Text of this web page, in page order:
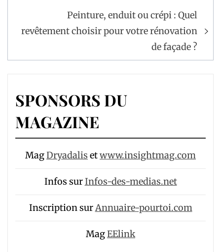
Peinture, enduit ou crépi : Quel
revêtement choisir pour votre rénovation
de façade ?
SPONSORS DU
MAGAZINE
MagDryadalis etwww.insightmag.com
Infos surInfos-des-medias.net
Inscription surAnnuaire-pourtoi.com
MagEElink